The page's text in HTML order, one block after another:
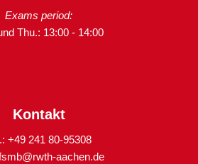
Exams period:
Thu.: 13:00 - 14:00
Kontakt
+49 241 80-95308
aachen.de